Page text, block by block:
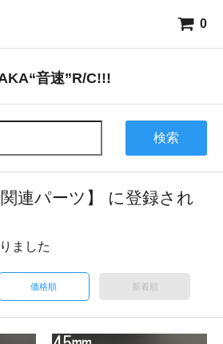
0
音速”R/C!!!
検索
関連パーツ】 に登録され
ました
価格順 新着順